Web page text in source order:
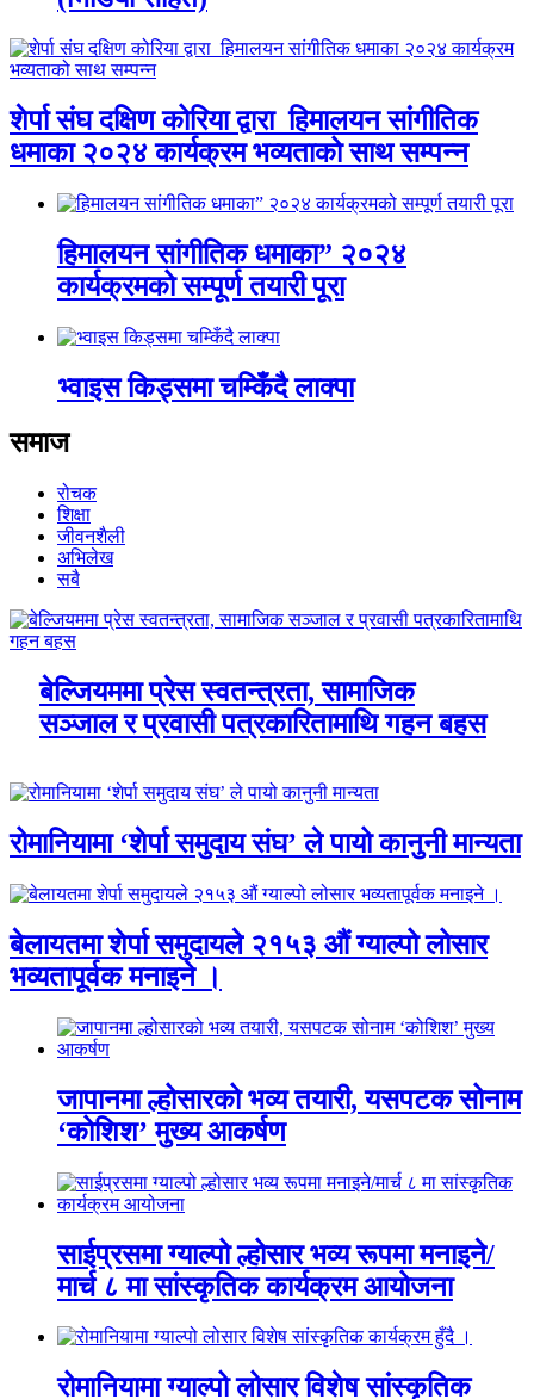
शेर्पा संघ दक्षिण कोरिया द्वारा हिमालयन सांगीतिक
धमाका २०२४ कार्यक्रम भव्यताको साथ सम्पन्न
हिमालयन सांगीतिक धमाका” २०२४
कार्यक्रमको सम्पूर्ण तयारी पूरा
भ्वाइस किड्समा चम्किँदै लाक्पा
समाज
रोचक
शिक्षा
जीवनशैली
अभिलेख
सबै
बेल्जियममा प्रेस स्वतन्त्रता, सामाजिक
सञ्जाल र प्रवासी पत्रकारितामाथि गहन बहस
रोमानियामा ‘शेर्पा समुदाय संघ’ ले पायो कानुनी मान्यता
बेलायतमा शेर्पा समुदायले २१५३ औं ग्याल्पो लोसार
भव्यतापूर्वक मनाइने ।
जापानमा ल्होसारको भव्य तयारी, यसपटक सोनाम
‘कोशिश’ मुख्य आकर्षण
साईप्रसमा ग्याल्पो ल्होसार भव्य रूपमा मनाइने/
मार्च ८ मा सांस्कृतिक कार्यक्रम आयोजना
रोमानियामा ग्याल्पो लोसार विशेष सांस्कृतिक